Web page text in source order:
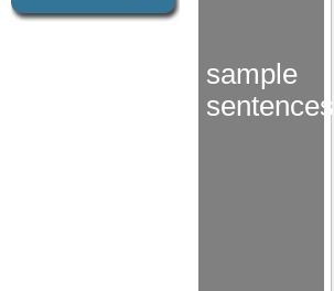
sample
sentences